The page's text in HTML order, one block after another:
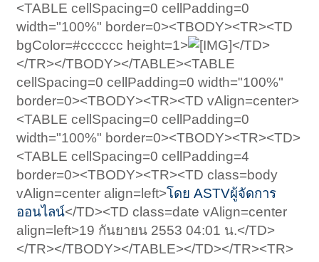
<TABLE cellSpacing=0 cellPadding=0
width="100%" border=0><TBODY><TR><TD
bgColor=#cccccc height=1>
</TD>
</TR></TBODY></TABLE><TABLE
cellSpacing=0 cellPadding=0 width="100%"
border=0><TBODY><TR><TD vAlign=center>
<TABLE cellSpacing=0 cellPadding=0
width="100%" border=0><TBODY><TR><TD>
<TABLE cellSpacing=0 cellPadding=4
border=0><TBODY><TR><TD class=body
vAlign=center align=left>โดย ASTVผู้จัดการ
ออนไลน์</TD><TD class=date vAlign=center
align=left>19 กันยายน 2553 04:01 น.</TD>
</TR></TBODY></TABLE></TD></TR><TR>